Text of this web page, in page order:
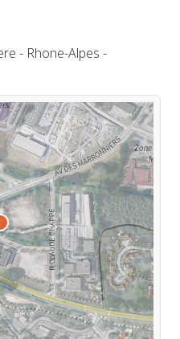
- Rhone-Alpes -